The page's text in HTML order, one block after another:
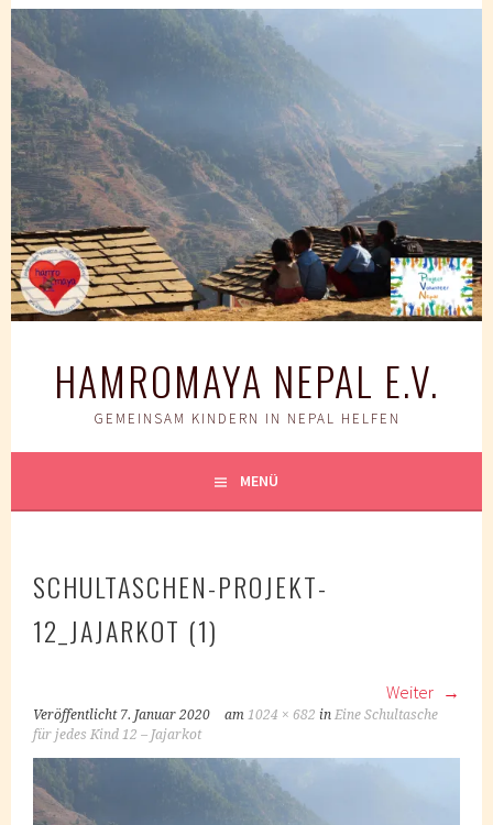
Springe
zum
Inhalt
HAMROMAYA NEPAL E.V.
GEMEINSAM KINDERN IN NEPAL HELFEN
MENÜ
SCHULTASCHEN-PROJEKT-
12_JAJARKOT (1)
Weiter
Veröffentlicht 7. Januar 2020 am1024 × 682 inEine Schultasche
für jedes Kind 12 – Jajarkot